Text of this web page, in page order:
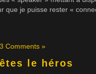
que je puisse rester «
3 Comments »
le héros